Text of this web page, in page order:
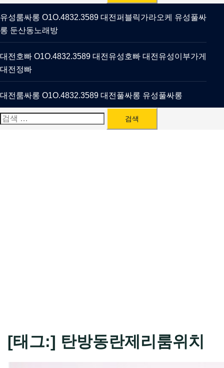
색:
유성룸싸롱 O1O.4832.3589 대전퍼블릭가라오케 유성풀싸
롱 둔산동노래방
대전호빠 O1O.4832.3589 대전유성호빠 대전유성이부가게
대전정빠
대전룸싸롱 O1O.4832.3589 대전풀싸롱 유성풀싸롱
검
[태그:] 탄방동란제리룸위치